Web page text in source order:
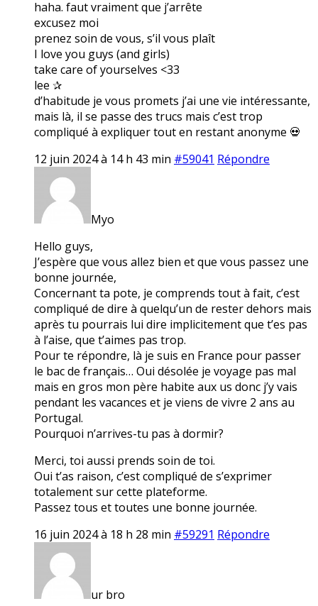
haha. faut vraiment que j’arrête
excusez moi
prenez soin de vous, s’il vous plaît
I love you guys (and girls)
take care of yourselves <33
lee ✰
d’habitude je vous promets j’ai une vie intéressante,
mais là, il se passe des trucs mais c’est trop
compliqué à expliquer tout en restant anonyme 💀
12 juin 2024 à 14 h 43 min #59041 Répondre
Myo
Hello guys,
J’espère que vous allez bien et que vous passez une
bonne journée,
Concernant ta pote, je comprends tout à fait, c’est
compliqué de dire à quelqu’un de rester dehors mais
après tu pourrais lui dire implicitement que t’es pas
à l’aise, que t’aimes pas trop.
Pour te répondre, là je suis en France pour passer
le bac de français… Oui désolée je voyage pas mal
mais en gros mon père habite aux us donc j’y vais
pendant les vacances et je viens de vivre 2 ans au
Portugal.
Pourquoi n’arrives-tu pas à dormir?
Merci, toi aussi prends soin de toi.
Oui t’as raison, c’est compliqué de s’exprimer
totalement sur cette plateforme.
Passez tous et toutes une bonne journée.
16 juin 2024 à 18 h 28 min #59291 Répondre
ur bro